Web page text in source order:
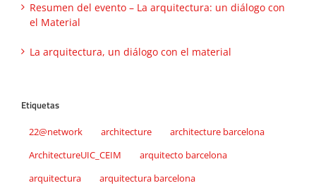
Resumen del evento – La arquitectura: un diálogo con
el Material
La arquitectura, un diálogo con el material
Etiquetas
22@network architecture
architecture barcelona
ArchitectureUIC_CEIM
arquitecto barcelona
arquitectura
arquitectura barcelona